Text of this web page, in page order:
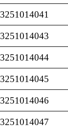
3251014041
3251014043
3251014044
3251014045
3251014046
3251014047